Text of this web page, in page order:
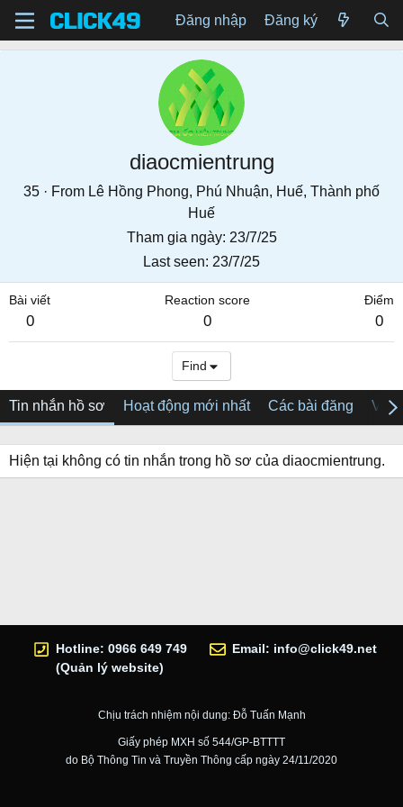
Đăng nhập Đăng ký
diaocmientrung
35 · From Lê Hồng Phong, Phú Nhuận, Huế, Thành phố
Huế
Tham gia ngày 23/7/25
Last seen 23/7/25
Bài viết
0
Reaction score
0
Điểm
0
Find
Tin nhắn hồ sơ Hoạt động mới nhất Các bài đăng Về
Hiện tại không có tin nhắn trong hồ sơ của diaocmientrung.
Hotline: 0966 649 749
(Quản lý website)
Email: info@click49.net
Chịu trách nhiệm nội dung: Đỗ Tuấn Mạnh
Giấy phép MXH số 544/GP-BTTTT
do Bộ Thông Tin và Truyền Thông cấp ngày 24/11/2020